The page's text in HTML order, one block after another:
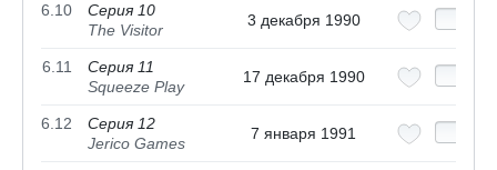
6.10
Серия 10
The Visitor
3 декабря 1990
6.11
Серия 11
Squeeze Play
17 декабря 1990
6.12
Серия 12
Jerico Games
7 января 1991